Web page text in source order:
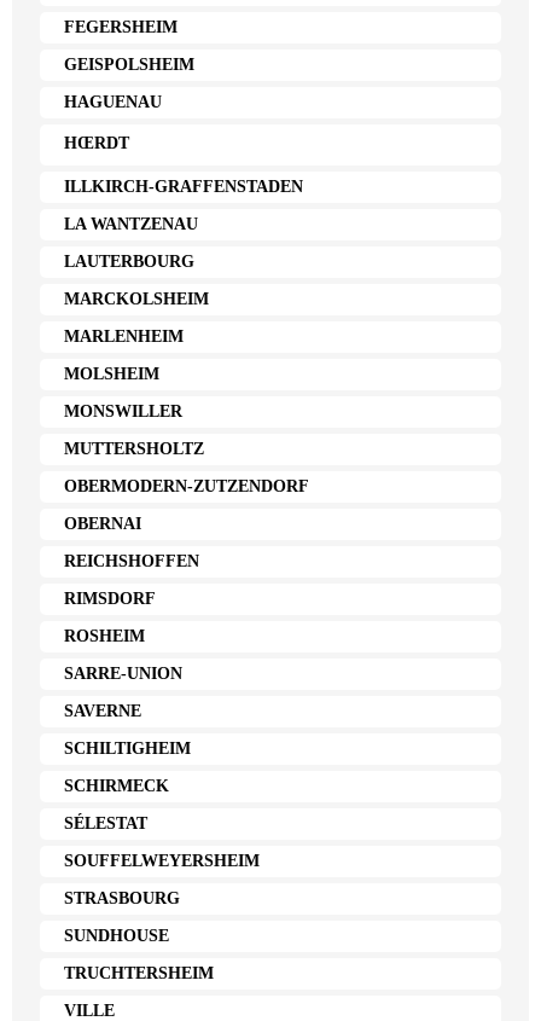
FEGERSHEIM
GEISPOLSHEIM
HAGUENAU
HŒRDT
ILLKIRCH-GRAFFENSTADEN
LA WANTZENAU
LAUTERBOURG
MARCKOLSHEIM
MARLENHEIM
MOLSHEIM
MONSWILLER
MUTTERSHOLTZ
OBERMODERN-ZUTZENDORF
OBERNAI
REICHSHOFFEN
RIMSDORF
ROSHEIM
SARRE-UNION
SAVERNE
SCHILTIGHEIM
SCHIRMECK
SÉLESTAT
SOUFFELWEYERSHEIM
STRASBOURG
SUNDHOUSE
TRUCHTERSHEIM
VILLE